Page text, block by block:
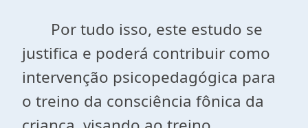
Por tudo isso, este estudo se
justifica e poderá contribuir como
intervenção psicopedagógica para
o treino da consciência fônica da